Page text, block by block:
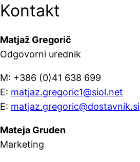
Kontakt
Matjaž Gregorič
Odgovorni urednik
M: +386 (0)41 638 699
E: matjaz.gregoric1@siol.net
E: matjaz.gregoric@dostavnik.si
Mateja Gruden
Marketing